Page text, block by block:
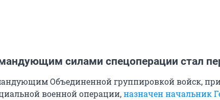
силами спецоперации стал
Объединенной группировкой войск,
военной операции,назначен начальник